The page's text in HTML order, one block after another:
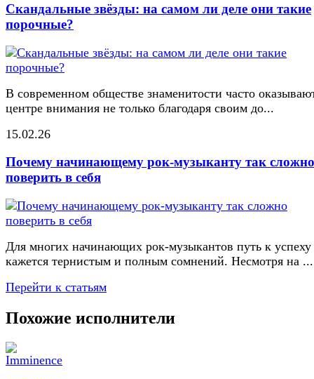
Скандальные звёзды: на самом ли деле они такие
порочные?
В современном обществе знаменитости часто
центре внимания не только благодаря своим до...
15.02.26
Почему начинающему рок-музыканту так сложно
поверить в себя
Для многих начинающих рок-музыкантов путь к успеху
кажется тернистым и полным сомнений. Несмотря на ...
Перейти к статьям
Похожие исполнители